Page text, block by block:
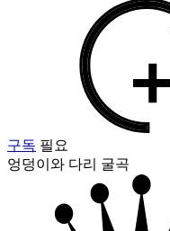
구독 필요
엉덩이와 다리 굴곡